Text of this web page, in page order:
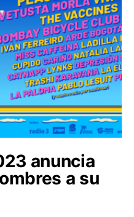
anuncia
a su